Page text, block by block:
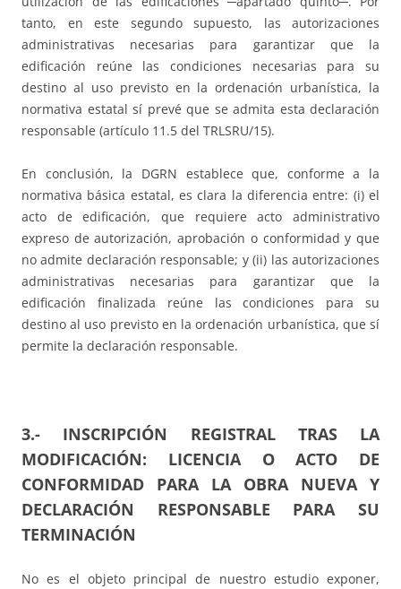
tanto, en este segundo supuesto, las autorizaciones
administrativas necesarias para garantizar que la
edificación reúne las condiciones necesarias para su
destino al uso previsto en la ordenación urbanística, la
normativa estatal sí prevé que se admita esta declaración
responsable (artículo 11.5 del TRLSRU/15).
En conclusión, la DGRN establece que, conforme a la
normativa básica estatal, es clara la diferencia entre: (i) el
acto de edificación, que requiere acto administrativo
expreso de autorización, aprobación o conformidad y que
no admite declaración responsable; y (ii) las autorizaciones
administrativas necesarias para garantizar que la
edificación finalizada reúne las condiciones para su
destino al uso previsto en la ordenación urbanística, que sí
permite la declaración responsable.
3.- INSCRIPCIÓN REGISTRAL TRAS LA
MODIFICACIÓN: LICENCIA O ACTO DE
CONFORMIDAD PARA LA OBRA NUEVA Y
DECLARACIÓN RESPONSABLE PARA SU
TERMINACIÓN
No es el objeto principal de nuestro estudio exponer,